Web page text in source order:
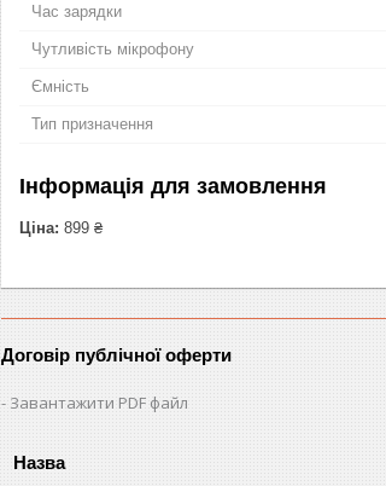
Час зарядки
Чутливість мікрофону
Ємність
Тип призначення
Інформація для замовлення
Ціна: 899 ₴
Договір публічної оферти
Завантажити PDF файл